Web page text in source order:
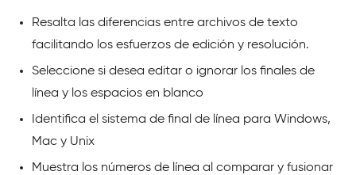
Resalta las diferencias entre archivos de texto
facilitando los esfuerzos de edición y resolución.
Seleccione si desea editar o ignorar los finales de
línea y los espacios en blanco
Identifica el sistema de final de línea para Windows,
Mac y Unix
Muestra los números de línea al comparar y fusionar